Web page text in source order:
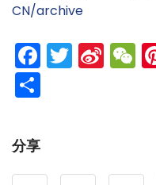
CN/archive
Twitter
分享